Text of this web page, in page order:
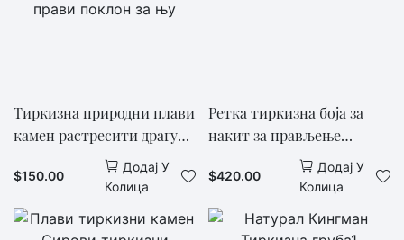
Тиркизна природни плави
камен растресити драгуљ
на велико тиркиз за
накит који прави поклон
$150.00
Додај У
Колица
Ретка тиркизна боја за
накит за прављење
лековитих кристала
$420.00
Додај У
Колица